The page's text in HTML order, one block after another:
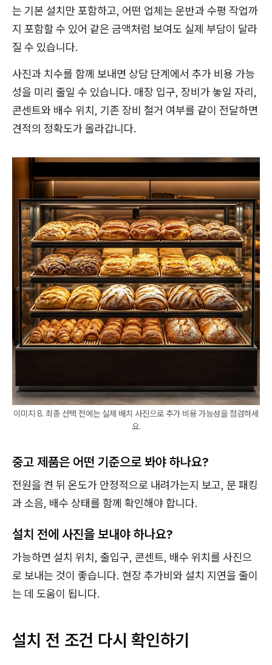
는 기본 설치만 포함하고, 어떤 업체는 운반과 수평 작업까
지 포함할 수 있어 같은 금액처럼 보여도 실제 부담이 달라
질 수 있습니다.
사진과 치수를 함께 보내면 상담 단계에서 추가 비용 가능
성을 미리 줄일 수 있습니다. 매장 입구, 장비가 놓일 자리,
콘센트와 배수 위치, 기존 장비 철거 여부를 같이 전달하면
견적의 정확도가 올라갑니다.
이미지 8. 최종 선택 전에는 실제 배치 사진으로 추가 비용 가능성을 점검하세
요.
중고 제품은 어떤 기준으로 봐야 하나요?
전원을 켠 뒤 온도가 안정적으로 내려가는지 보고, 문 패킹
과 소음, 배수 상태를 함께 확인해야 합니다.
설치 전에 사진을 보내야 하나요?
가능하면 설치 위치, 출입구, 콘센트, 배수 위치를 사진으
로 보내는 것이 좋습니다. 현장 추가비와 설치 지연을 줄이
는 데 도움이 됩니다.
설치 전 조건 다시 확인하기